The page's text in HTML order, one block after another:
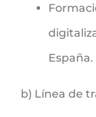
España.
b) Línea de